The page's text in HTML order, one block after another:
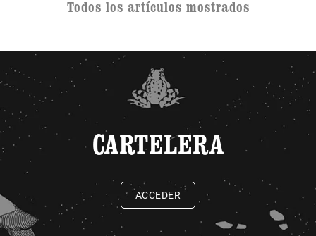
Todos los artículos mostrados
CARTELERA
ACCEDER